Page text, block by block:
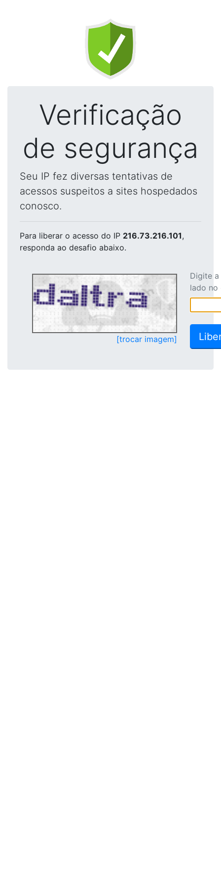
Verificação
de segurança
Seu IP fez diversas tentativas de
acessos suspeitos a sites hospedados
conosco.
Para liberar o acesso do IP 216.73.216.101,
responda ao desafio abaixo.
[trocar imagem]
Digite
lado no